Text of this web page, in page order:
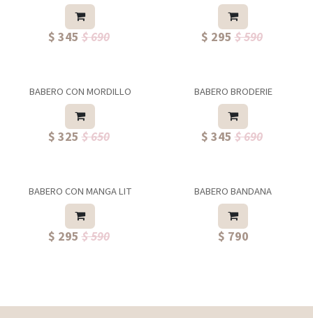
$ 345 $ 690 $ 295 $ 590
BABERO CON MORDILLO
$ 325 $ 650
BABERO BRODERIE
$ 345 $ 690
BABERO CON MANGA LIT
$ 295 $ 590
BABERO BANDANA
$ 790